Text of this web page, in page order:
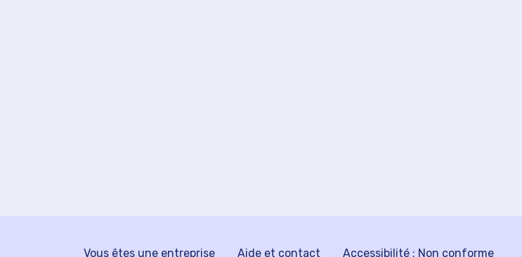
Vous êtes une entreprise Aide et contact Accessibilité : Non conforme